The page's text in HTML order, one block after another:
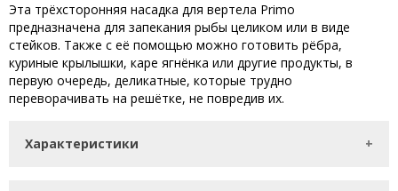
Эта трёхсторонняя насадка для вертела Primo
предназначена для запекания рыбы целиком или в виде
стейков. Также с её помощью можно готовить рёбра,
куриные крылышки, каре ягнёнка или другие продукты, в
первую очередь, деликатные, которые трудно
переворачивать на решётке, не повредив их.
Характеристики